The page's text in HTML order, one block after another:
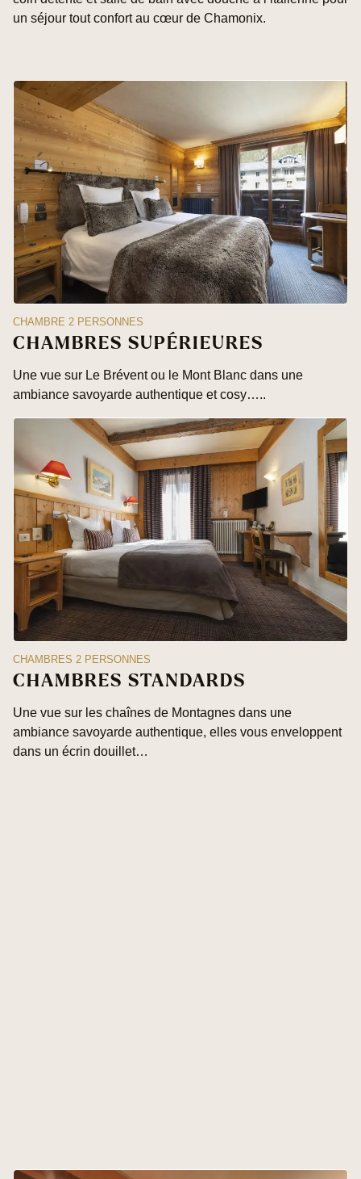
un séjour tout confort au cœur de Chamonix.
CHAMBRE 2 PERSONNES
CHAMBRES SUPÉRIEURES
Une vue sur Le Brévent ou le Mont Blanc dans une
ambiance savoyarde authentique et cosy…..
CHAMBRES 2 PERSONNES
CHAMBRES STANDARDS
Une vue sur les chaînes de Montagnes dans une
ambiance savoyarde authentique, elles vous enveloppent
dans un écrin douillet…